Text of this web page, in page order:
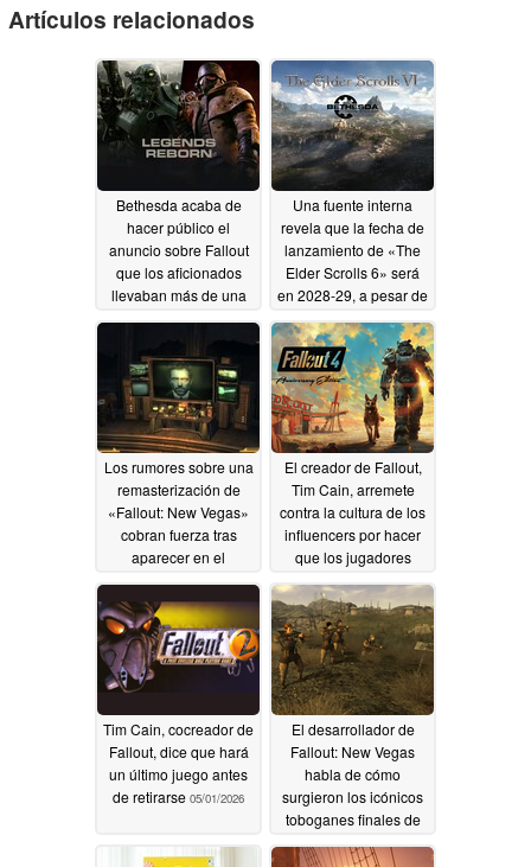
Artículos relacionados
Bethesda acaba de
hacer público el
anuncio sobre Fallout
que los aficionados
llevaban más de una
década esperando.
Una fuente interna
revela que la fecha de
lanzamiento de «The
Elder Scrolls 6» será
en 2028-29, a pesar de
que Xbox le da
prioridad al juego
07/08/2026
Los rumores sobre una
remasterización de
«Fallout: New Vegas»
cobran fuerza tras
aparecer en el
catálogo de McFarlane
Toys06/14/2026
El creador de Fallout,
Tim Cain, arremete
contra la cultura de los
influencers por hacer
que los jugadores
"abdiquen de su propio
juicio"05/05/2026
Tim Cain, cocreador de
Fallout, dice que hará
un último juego antes
de retirarse 05/01/2026
El desarrollador de
Fallout: New Vegas
habla de cómo
surgieron los icónicos
toboganes finales de
las misiones